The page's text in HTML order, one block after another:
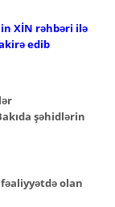
XİN rəhbəri ilə
edib
şəhidlərin
olan